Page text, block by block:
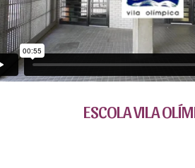
ESCOLA VILA